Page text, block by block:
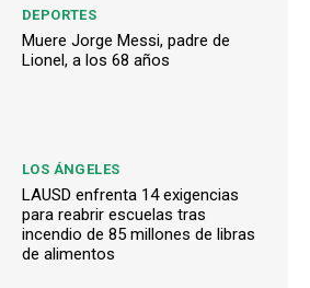
DEPORTES
Muere Jorge Messi, padre de
Lionel, a los 68 años
LOS ÁNGELES
LAUSD enfrenta 14 exigencias
para reabrir escuelas tras
incendio de 85 millones de libras
de alimentos